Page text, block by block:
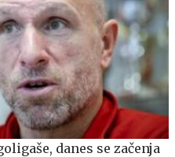
danes se začenja